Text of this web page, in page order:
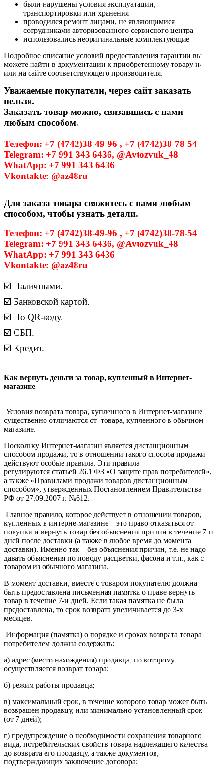
были нарушены условия эксплуатации,
транспортировки или хранения
проводился ремонт лицами, не являющимися
сотрудниками авторизованного сервисного центра
использовались неоригинальные комплектующие
Подробное описание условий предоставления гарантии вы
можете найти в документации к приобретенному товару и/
или на сайте соответствующего производителя.
Уважаемые покупатели, через сайт заказать
нельзя.
Заказать товар можно, связавшись с нами
любым способом.
Телефон: +7 (4742)38-49-96 , +7 (4742)38-78-54
Telegram: +7 991 343 6436, @Avtozvuk_48
WhatApp: +7 991 343 6436
Vkontakte: @az48ru
Для заказа товара свяжитесь с нами любым
способом, чтобы узнать детали.
Телефон: +7 (4742)38-49-96 , +7 (4742)38-78-54
Telegram: +7 991 343 6436, @Avtozvuk_48
WhatApp: +7 991 343 6436
Vkontakte: @az48ru
☑️ Наличными.
☑️ Банковской картой.
☑️ По QR-коду.
☑️ СБП.
☑️ Кредит.
Как вернуть деньги за товар, купленный в Интернет-
магазине
Условия возврата товара, купленного в Интернет-магазине
существенно отличаются от товара, купленного в обычном
магазине.
Поскольку Интернет-магазин является дистанционным
способом продажи, то в отношении такого способа продажи
действуют особые правила. Эти правила
регулируются статьей 26.1 ФЗ «О защите прав потребителей»,
а также «Правилами продажи товаров дистанционным
способом», утвержденных Постановлением Правительства
РФ от 27.09.2007 г. №612.
Главное правило, которое действует в отношении товаров,
купленных в интерне-магазине – это право отказаться от
покупки и вернуть товар без объяснения причин в течение 7-и
дней после доставки (а также в любое время до момента
доставки). Именно так – без объяснения причин, т.е. не надо
давать объяснения по поводу расцветки, фасона и т.п., как с
товаром из обычного магазина.
В момент доставки, вместе с товаром покупателю должна
быть предоставлена письменная памятка о праве вернуть
товар в течение 7-и дней. Если такая памятка не была
предоставлена, то срок возврата увеличивается до 3-х
месяцев.
Информация (памятка) о порядке и сроках возврата товара
потребителем должна содержать:
а) адрес (место нахождения) продавца, по которому
осуществляется возврат товара;
б) режим работы продавца;
в) максимальный срок, в течение которого товар может быть
возвращен продавцу, или минимально установленный срок
(от 7 дней);
г) предупреждение о необходимости сохранения товарного
вида, потребительских свойств товара надлежащего качества
до возврата его продавцу, а также документов,
подтверждающих заключение договора;